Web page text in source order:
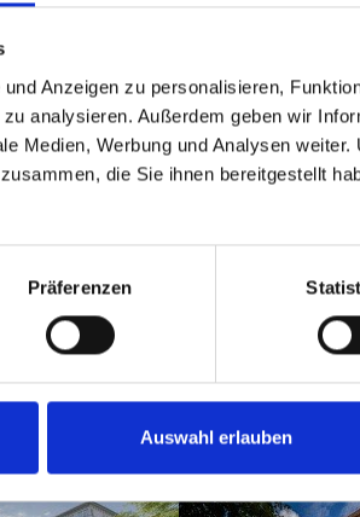
Anzeigen zu personalisieren,
analysieren. Außerdem geben wir
Medien, Werbung und Analysen
die Sie ihnen bereitgestellt
Präferenzen
Auswahl erlauben
Ein Penthouse stellt eine
mehrstöckigen Gebäudes
Terrassen besticht. Bei
im Verkauf von
Nürnbergstehen wir Ihnen
Penthouse zu finden oder
bundesweites Netzwerk
erfüllen und die besonderen